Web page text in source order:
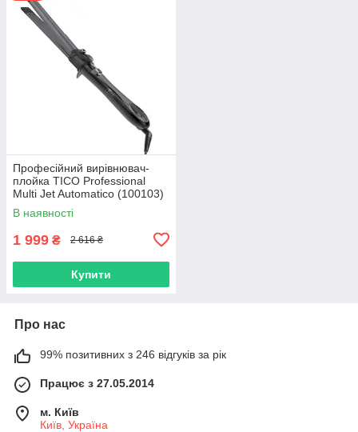
Професійний вирівнювач-
плойка TICO Professional
Multi Jet Automatico (100103)
В наявності
1 999 ₴ 2 616 ₴
Купити
Про нас
99% позитивних з 246 відгуків за рік
Працює з 27.05.2014
м. Київ
Київ, Україна